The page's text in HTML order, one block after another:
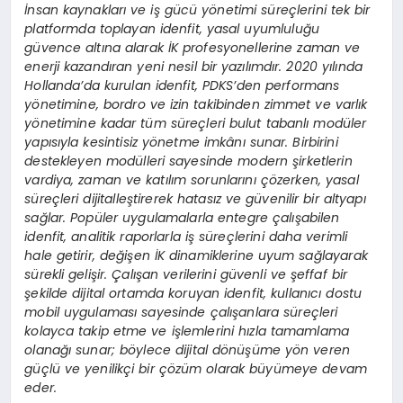
İnsan kaynakları ve iş gücü yönetimi süreçlerini tek bir
platformda toplayan idenfit, yasal uyumluluğu
güvence altına alarak İK profesyonellerine zaman ve
enerji kazandıran yeni nesil bir yazılımdır. 2020 yılında
Hollanda’da kurulan idenfit, PDKS’den performans
yönetimine, bordro ve izin takibinden zimmet ve varlık
yönetimine kadar tüm süreçleri bulut tabanlı modüler
yapısıyla kesintisiz yönetme imkânı sunar. Birbirini
destekleyen modülleri sayesinde modern şirketlerin
vardiya, zaman ve katılım sorunlarını çözerken, yasal
süreçleri dijitalleştirerek hatasız ve güvenilir bir altyapı
sağlar. Popüler uygulamalarla entegre çalışabilen
idenfit, analitik raporlarla iş süreçlerini daha verimli
hale getirir, değişen İK dinamiklerine uyum sağlayarak
sürekli gelişir. Çalışan verilerini güvenli ve şeffaf bir
şekilde dijital ortamda koruyan idenfit, kullanıcı dostu
mobil uygulaması sayesinde çalışanlara süreçleri
kolayca takip etme ve işlemlerini hızla tamamlama
olanağı sunar; böylece dijital dönüşüme yön veren
güçlü ve yenilikçi bir çözüm olarak büyümeye devam
eder.